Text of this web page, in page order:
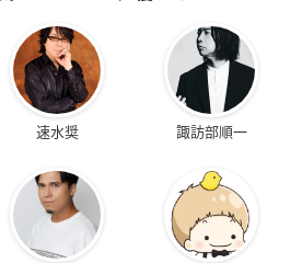
速水奨 諏訪部順一